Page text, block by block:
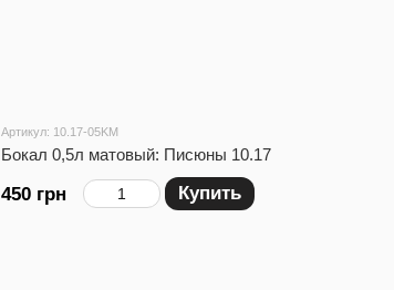
Артикул: 10.17-05KM
Бокал 0,5л матовый: Писюны 10.17
450 грн Купить